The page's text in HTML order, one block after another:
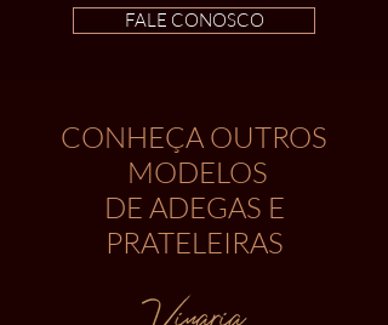
FALE CONOSCO
CONHEÇA OUTROS
MODELOS
DE ADEGAS E
PRATELEIRAS